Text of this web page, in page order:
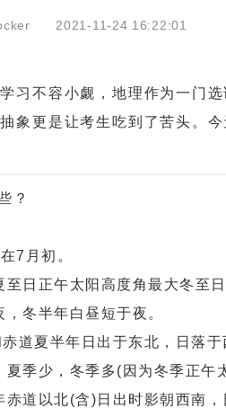
2021-11-24 16:22:01
习不容小觑，地理作为一门
象更是让考生吃到了苦头。
？
7月初。
日正午太阳高度角最大冬至
冬半年白昼短于夜。
道夏半年日出于东北，日落
季少，冬季多(因为冬季正午
道以北(含)日出时影朝西南，